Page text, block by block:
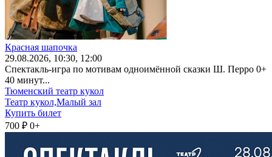
Красная шапочка
29.08.2026, 10:30, 12:00
Спектакль-игра по мотивам одноимённой сказки Ш. Перро 0+
40 минут...
Тюменский театр кукол
Театр кукол,Малый зал
Купить билет
700 ₽ 0+